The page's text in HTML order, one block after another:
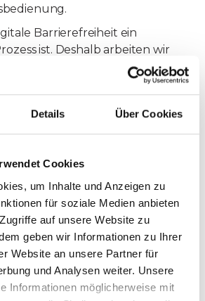
Details Über Cookies
Cookies
um Inhalte und Anzeigen zu
für soziale Medien anbieten
auf unsere Website zu
geben wir Informationen zu Ihrer
Website an unsere Partner für
und Analysen weiter. Unsere
Informationen möglicherweise mit
Barrierefreiheit ein
ist. Deshalb arbeiten wir
Hürden zu erkennen
Wenn Dir etwas auffällt, das nicht
machst. Nur so können wir die
verbessern.
für mehr digitale
für alle Menschen zugänglich
eine Kombination aus